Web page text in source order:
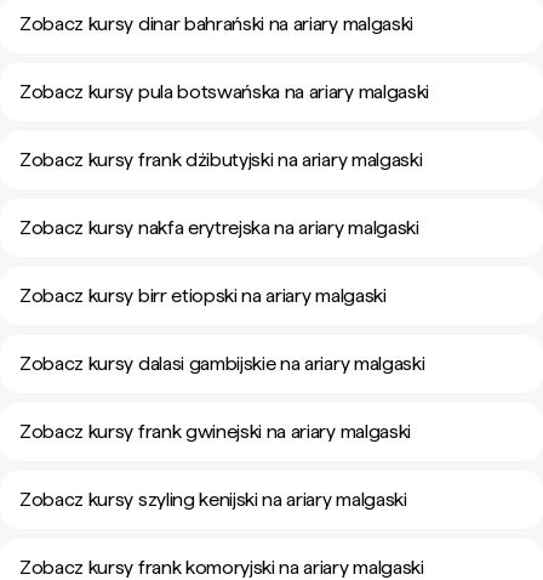
Zobacz kursy dinar bahrański na ariary malgaski
Zobacz kursy pula botswańska na ariary malgaski
Zobacz kursy frank dżibutyjski na ariary malgaski
Zobacz kursy nakfa erytrejska na ariary malgaski
Zobacz kursy birr etiopski na ariary malgaski
Zobacz kursy dalasi gambijskie na ariary malgaski
Zobacz kursy frank gwinejski na ariary malgaski
Zobacz kursy szyling kenijski na ariary malgaski
Zobacz kursy frank komoryjski na ariary malgaski